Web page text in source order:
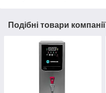
Подібні товари компанії